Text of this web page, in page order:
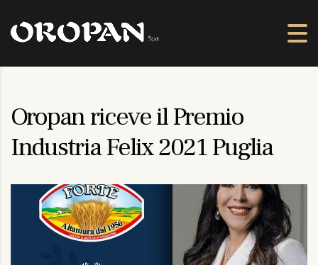
Oropan riceve il Premio
Industria Felix 2021 Puglia